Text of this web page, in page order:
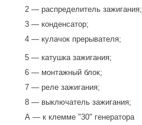
2 — распределитель зажигания;
3 — конденсатор;
4 — кулачок прерывателя;
5 — катушка зажигания;
6 — монтажный блок;
7 — реле зажигания;
8 — выключатель зажигания;
А — к клемме "30" генератора